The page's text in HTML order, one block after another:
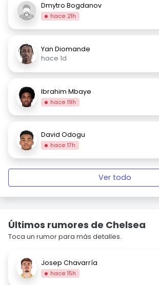
Dmytro Bogdanov
hace 21h
Yan Diomande
hace 1d
Ibrahim Mbaye
hace 19h
David Odogu
hace 17h
Ver todo
Últimos rumores de Chelsea
Toca un rumor para más detalles.
Josep Chavarría
hace 15h